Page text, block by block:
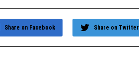
Share on Twitter
Share on Facebook